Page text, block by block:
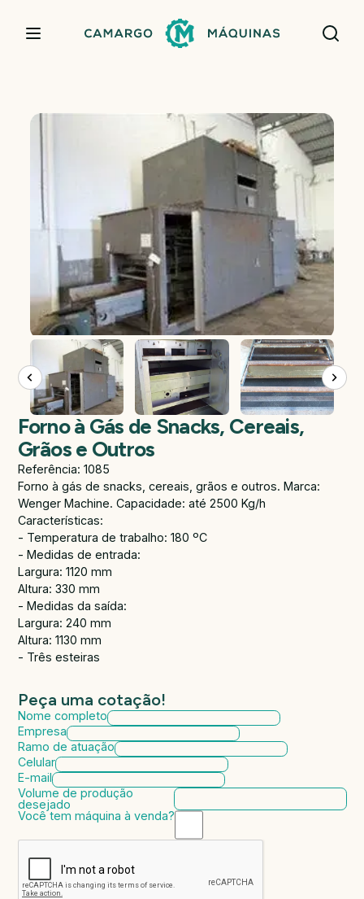
Forno à Gás de Snacks, Cereais,
Grãos e Outros
Referência: 1085
Forno à gás de snacks, cereais, grãos e outros. Marca:
Wenger Machine. Capacidade: até 2500 Kg/h
Características:
- Temperatura de trabalho: 180 ºC
- Medidas de entrada:
Largura: 1120 mm
Altura: 330 mm
- Medidas da saída:
Largura: 240 mm
Altura: 1130 mm
- Três esteiras
Peça uma cotação!
Nome completo
Empresa
Ramo de atuação
Celular
E-mail
Volume de produção
desejado
Você tem máquina à venda?
Marca da máquina
Modelo da máquina
Ano de fabricação
Valor da máquina